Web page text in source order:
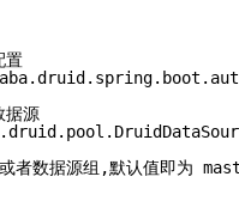
置
据源
者数据源组,默认值即为